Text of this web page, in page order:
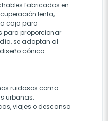
fabricados en
lenta,
caja para
para proporcionar
se adaptan al
cónico.
ruidosos como
urbanas.
viajes o descanso